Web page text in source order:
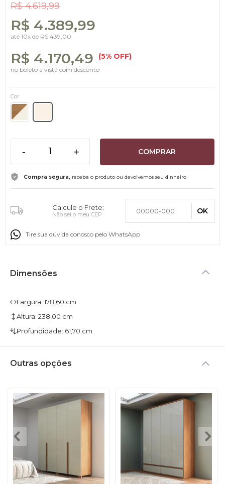
R$ 4.619,99
R$ 4.389,99
até 10x de R$ 439,00
R$ 4.170,49 (5% OFF)
no boleto à vista com desconto
Cor
- + COMPRAR
Compra segura, receba o produto ou devolvemos seu dinheiro
Calcule o Frete:
Não sei o meu CEP OK
Tire sua dúvida conosco pelo WhatsApp
Dimensões
Largura: 178,60 cm
Altura: 238,00 cm
Profundidade: 61,70 cm
Outras opções